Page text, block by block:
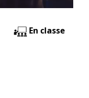
En classe